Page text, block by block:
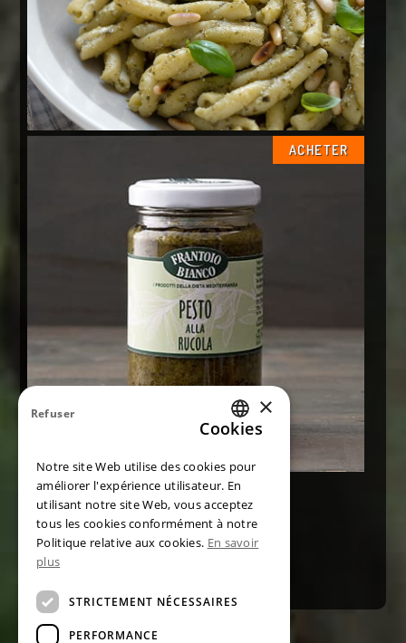
ACHETER
Pesto au basilic de Gênes AOP
CONTACTEZ
ENGLISH
GERMAN
×
Cookies
Notre site Web utilise des cookies pour
améliorer l'expérience utilisateur. En
utilisant notre site Web, vous acceptez
tous les cookies conformément à notre
Politique relative aux cookies. En savoir
plus
STRICTEMENT NÉCESSAIRES
PERFORMANCE
Refuser